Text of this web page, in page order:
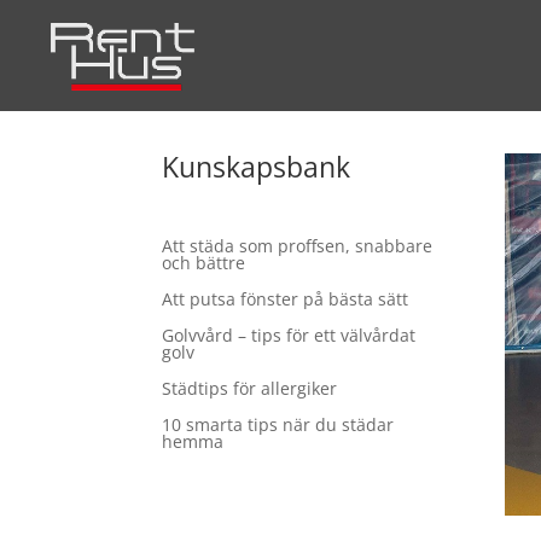
Kunskapsbank
Att städa som proffsen, snabbare
och bättre
Att putsa fönster på bästa sätt
Golvvård – tips för ett välvårdat
golv
Städtips för allergiker
10 smarta tips när du städar
hemma